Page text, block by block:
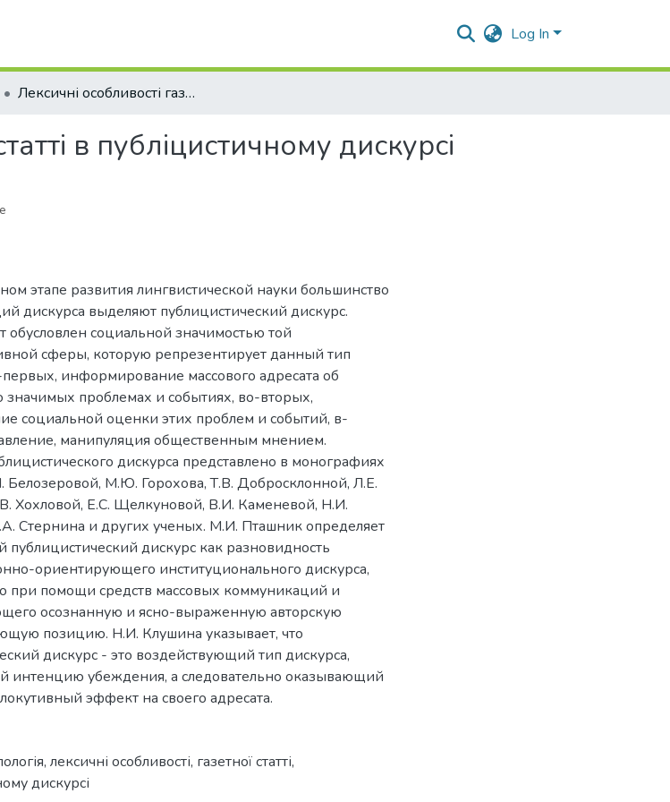
Log In
Лексичні особливості газетної статті в публіцистичному дискурсі
в публіцистичному дискурсі
этапе развития лингвистической науки большинство
дискурса выделяют публицистический дискурс.
социальной значимостью той
сферы, которую репрезентирует данный тип
информирование массового адресата об
значимых проблемах и событиях, во-вторых,
социальной оценки этих проблем и событий, в-
манипуляция общественным мнением.
дискурса представлено в монографиях
Белозеровой, М.Ю. Горохова, Т.В. Добросклонной, Л.Е.
Хохловой, Е.С. Щелкуновой, В.И. Каменевой, Н.И.
Стернина и других ученых. М.И. Пташник определяет
дискурс как разновидность
ориентирующего институционального дискурса,
при помощи средств массовых коммуникаций и
осознанную и ясно-выраженную авторскую
позицию. Н.И. Клушина указывает, что
дискурс - это воздействующий тип дискурса,
интенцию убеждения, а следовательно оказывающий
эффект на своего адресата.
, лексичні особливості, газетної статті,
дискурсі